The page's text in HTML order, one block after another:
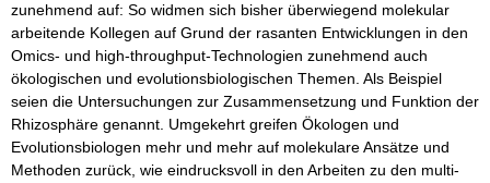
zunehmend auf: So widmen sich bisher überwiegend molekular
arbeitende Kollegen auf Grund der rasanten Entwicklungen in den
Omics- und high-throughput-Technologien zunehmend auch
ökologischen und evolutionsbiologischen Themen. Als Beispiel
seien die Untersuchungen zur Zusammensetzung und Funktion der
Rhizosphäre genannt. Umgekehrt greifen Ökologen und
Evolutionsbiologen mehr und mehr auf molekulare Ansätze und
Methoden zurück, wie eindrucksvoll in den Arbeiten zu den multi-